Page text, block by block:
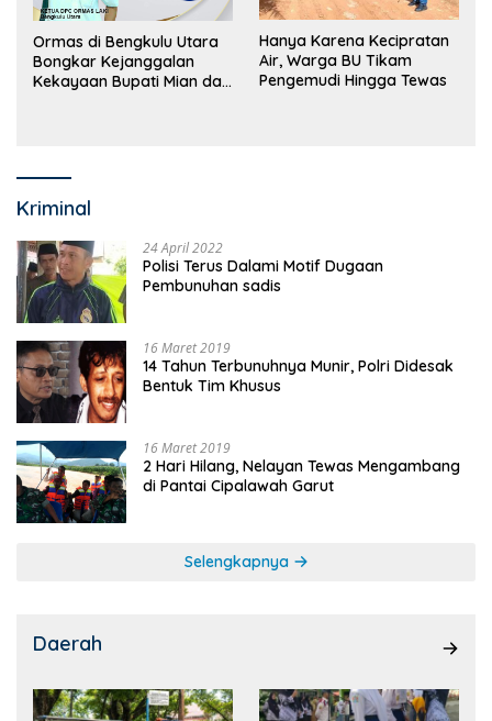
Ormas di Bengkulu Utara
Bongkar Kejanggalan
Kekayaan Bupati Mian dan
Hanya Karena Kecipratan
Air, Warga BU Tikam
Pengemudi Hingga Tewas
Kriminal
24 April 2022
Polisi Terus Dalami Motif Dugaan
Pembunuhan sadis
16 Maret 2019
14 Tahun Terbunuhnya Munir, Polri Didesak
Bentuk Tim Khusus
16 Maret 2019
2 Hari Hilang, Nelayan Tewas Mengambang
di Pantai Cipalawah Garut
Selengkapnya
Daerah